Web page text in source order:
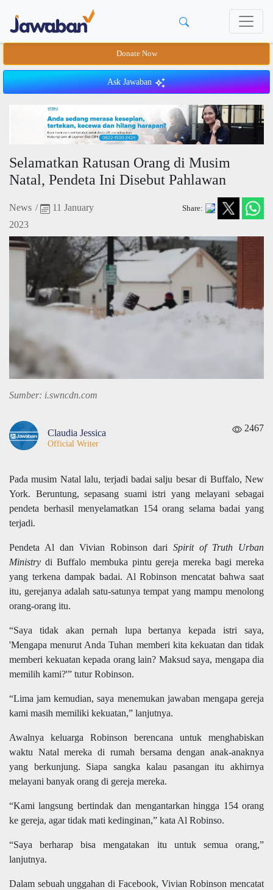
Donate Now
Ask Jawaban
Selamatkan Ratusan Orang di Musim
Natal, Pendeta Ini Disebut Pahlawan
News /
11 January
2023
Share:
Sumber: i.swncdn.com
Claudia Jessica
Official Writer
2467
Pada musim Natal lalu, terjadi badai salju besar di Buffalo, New
York. Beruntung, sepasang suami istri yang melayani sebagai
pendeta berhasil menyelamatkan 154 orang selama badai yang
terjadi.
Pendeta Al dan Vivian Robinson dari Spirit of Truth Urban
Ministry di Buffalo membuka pintu gereja mereka bagi mereka
yang terkena dampak badai. Al Robinson mencatat bahwa saat
itu, gerejanya adalah satu-satunya tempat yang mampu menolong
orang-orang itu.
“Saya tidak akan pernah lupa bertanya kepada istri saya,
'Mengapa menurut Anda Tuhan memberi kita kekuatan dan tidak
memberi kekuatan kepada orang lain? Maksud saya, mengapa dia
memilih kami?'” tutur Robinson.
“Lima jam kemudian, saya menemukan jawaban mengapa gereja
kami masih memiliki kekuatan,” lanjutnya.
Awalnya keluarga Robinson berencana untuk menghabiskan
waktu Natal mereka di rumah bersama dengan anak-anaknya
yang berkunjung. Siapa sangka kalau pasangan itu akhirnya
melayani banyak orang di gereja mereka.
“Kami langsung bertindak dan mengantarkan hingga 154 orang
ke gereja, agar tidak mati kedinginan,” kata Al Robinso.
“Saya berharap bisa mengatakan itu untuk semua orang,”
lanjutnya.
Dalam sebuah unggahan di Facebook, Vivian Robinson mencatat